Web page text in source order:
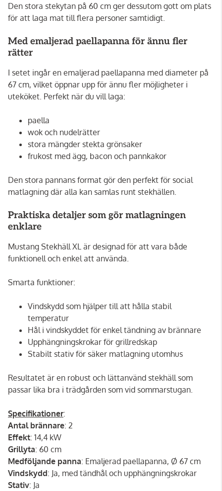
Den stora stekytan på 60 cm ger dessutom gott om plats
för att laga mat till flera personer samtidigt.
Med emaljerad paellapanna för ännu fler
rätter
I setet ingår en emaljerad paellapanna med diameter på
67 cm, vilket öppnar upp för ännu fler möjligheter i
uteköket. Perfekt när du vill laga:
paella
wok och nudelrätter
stora mängder stekta grönsaker
frukost med ägg, bacon och pannkakor
Den stora pannans format gör den perfekt för social
matlagning där alla kan samlas runt stekhällen.
Praktiska detaljer som gör matlagningen
enklare
Mustang Stekhäll XL är designad för att vara både
funktionell och enkel att använda.
Smarta funktioner:
Vindskydd som hjälper till att hålla stabil
temperatur
Hål i vindskyddet för enkel tändning av brännare
Upphängningskrokar för grillredskap
Stabilt stativ för säker matlagning utomhus
Resultatet är en robust och lättanvänd stekhäll som
passar lika bra i trädgården som vid sommarstugan.
Specifikationer:
Antal brännare: 2
Effekt: 14,4 kW
Grillyta: 60 cm
Medföljande panna: Emaljerad paellapanna, Ø 67 cm
Vindskydd: Ja, med tändhål och upphängningskrokar
Stativ: Ja